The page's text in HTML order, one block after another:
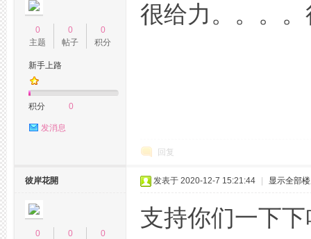
0
主题
0
帖子
0
积分
新手上路
积分 0
发消息
很给力。。。
回复
彼岸花開
0
0
0
发表于 2020-12-7 15:21:44 显示全部
支持你们一下下